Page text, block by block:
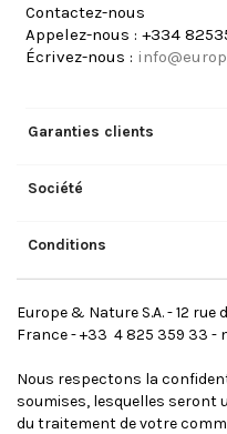
Contactez-nous
Appelez-nous : +334
Écrivez-nous :
Garanties clients
Société
Conditions
Europe & Nature S.A. - 12
France - +33 4 825 359 33 -
Nous respectons la
soumises, lesquelles seront
du traitement de votre